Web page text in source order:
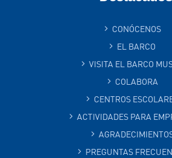
CONÓCENOS
EL BARCO
VISITA EL BARCO
COLABORA
CENTROS
ACTIVIDADES PARA
PREGUNTAS